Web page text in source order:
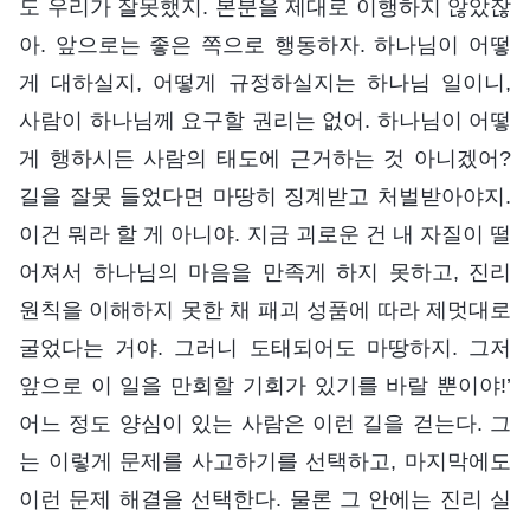
도 우리가 잘못했지. 본분을 제대로 이행하지 않았잖
아. 앞으로는 좋은 쪽으로 행동하자. 하나님이 어떻
게 대하실지, 어떻게 규정하실지는 하나님 일이니,
사람이 하나님께 요구할 권리는 없어. 하나님이 어떻
게 행하시든 사람의 태도에 근거하는 것 아니겠어?
길을 잘못 들었다면 마땅히 징계받고 처벌받아야지.
이건 뭐라 할 게 아니야. 지금 괴로운 건 내 자질이 떨
어져서 하나님의 마음을 만족게 하지 못하고, 진리
원칙을 이해하지 못한 채 패괴 성품에 따라 제멋대로
굴었다는 거야. 그러니 도태되어도 마땅하지. 그저
앞으로 이 일을 만회할 기회가 있기를 바랄 뿐이야!’
어느 정도 양심이 있는 사람은 이런 길을 걷는다. 그
는 이렇게 문제를 사고하기를 선택하고, 마지막에도
이런 문제 해결을 선택한다. 물론 그 안에는 진리 실